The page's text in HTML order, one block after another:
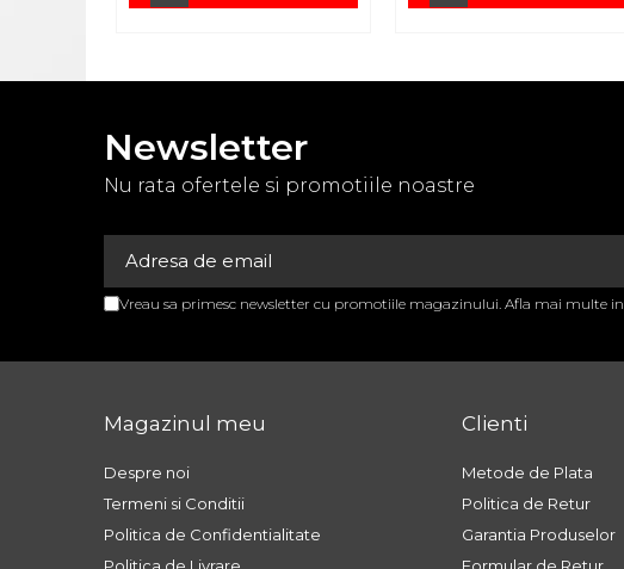
APARATE DE MASAJ
ELECTROSTIMULARE
EKG SI PULSOXIMETRE
GAMA BEURER
OXIGENOTERAPIE
STETOSCOAPE
STETOSCOAPE
STETOSCOAPE LITTMANN
Newsletter
Nu rata ofertele si promotiile noastre
Vreau sa primesc newsletter cu promotiile magazinului. Afla mai multe in
Magazinul meu
Despre noi
Termeni si Conditii
Politica de Confidentialitate
Clienti
Metode de Plata
Politica de Retur
Garantia Produselor